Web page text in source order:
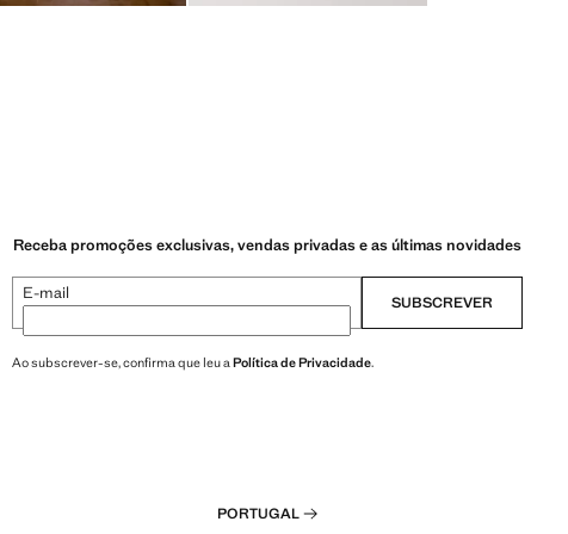
Receba promoções exclusivas, vendas privadas e as últimas novidades
E-mail SUBSCREVER
Ao subscrever-se, confirma que leu aPolítica de Privacidade.
PORTUGAL